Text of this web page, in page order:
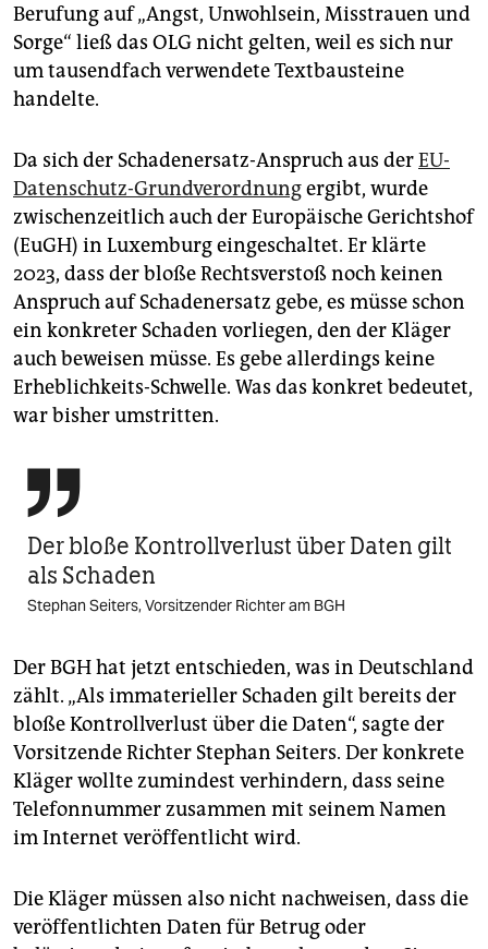
Berufung auf „Angst, Unwohlsein, Misstrauen und
Sorge“ ließ das OLG nicht gelten, weil es sich nur
um tausendfach verwendete Textbausteine
handelte.
Da sich der Schadenersatz-Anspruch aus derEU-
Datenschutz-Grundverordnungergibt, wurde
zwischenzeitlich auch der Europäische Gerichtshof
(EuGH) in Luxemburg eingeschaltet. Er klärte
2023, dass der bloße Rechtsverstoß noch keinen
Anspruch auf Schadenersatz gebe, es müsse schon
ein konkreter Schaden vorliegen, den der Kläger
auch beweisen müsse. Es gebe allerdings keine
Erheblichkeits-Schwelle. Was das konkret bedeutet,
war bisher umstritten.

Der bloße Kontroll­verlust über Daten gilt
als Schaden
Stephan Seiters, Vorsitzender Richter am BGH
Der BGH hat jetzt entschieden, was in Deutschland
zählt. „Als immaterieller Schaden gilt bereits der
bloße Kontrollverlust über die Daten“, sagte der
Vorsitzende Richter Stephan Seiters. Der konkrete
Kläger wollte zumindest verhindern, dass seine
Telefonnummer zusammen mit seinem Namen
im Internet veröffentlicht wird.
Die Kläger müssen also nicht nachweisen, dass die
veröffentlichten Daten für Betrug oder